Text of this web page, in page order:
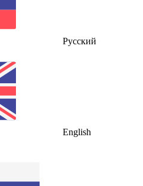
Русский
English